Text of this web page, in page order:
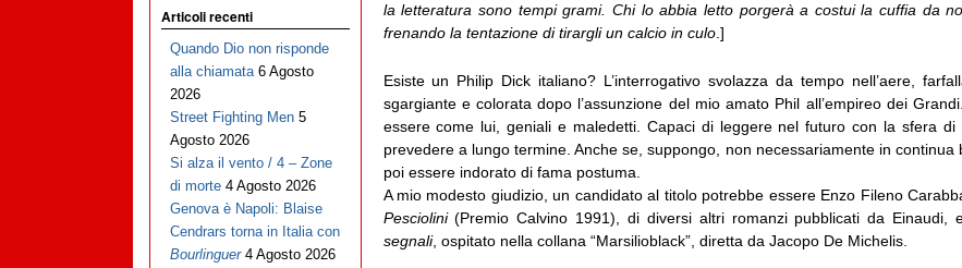
la letteratura sono tempi grami. Chi lo abbia letto porgerà a costui la cuffia da
frenando la tentazione di tirargli un calcio in culo.]
Esiste un Philip Dick italiano? L’interrogativo svolazza da tempo nell’aere,
sgargiante e colorata dopo l’assunzione del mio amato Phil all’empireo dei
essere come lui, geniali e maledetti. Capaci di leggere nel futuro con la sfera di
prevedere a lungo termine. Anche se, suppongo, non necessariamente in continua
poi essere indorato di fama postuma.
A mio modesto giudizio, un candidato al titolo potrebbe essere Enzo Fileno
Pesciolini(Premio Calvino 1991), di diversi altri romanzi pubblicati da
segnali, ospitato nella collana “Marsilioblack”, diretta da Jacopo De Michelis.
Articoli recenti
Quando Dio non risponde
alla chiamata 6 Agosto
2026
Street Fighting Men 5
Agosto 2026
Si alza il vento / 4 – Zone
di morte 4 Agosto 2026
Genova è Napoli: Blaise
Cendrars torna in Italia con
Bourlinguer 4 Agosto 2026